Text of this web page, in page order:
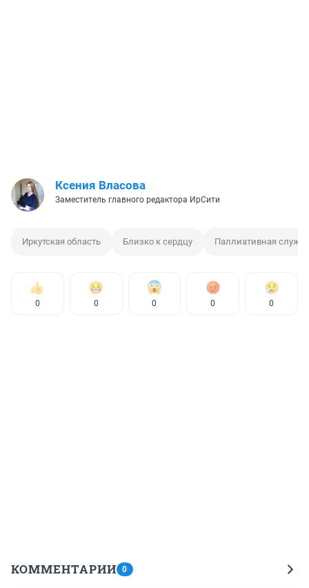
Ксения Власова
Заместитель главного редактора ИрСити
Иркутская область Близко к сердцу Паллиативная служба
0 0 0 0 0
КОММЕНТАРИИ 0